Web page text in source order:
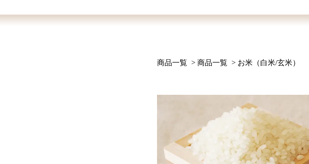
商品一覧 > 商品一覧 > お米（白米/玄米）